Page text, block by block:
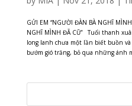
GỬI EM “NGƯỜI ĐÀN BÀ NGHĨ
NGHĨ MÌNH ĐÃ CŨ” Tuổi thanh
long lanh chưa một lần biết buồn
bướm gió trăng, bỏ qua những ánh